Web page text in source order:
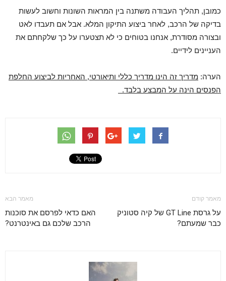
כמובן, תהליך העבודה משתנה בין המראות השונות וחשוב לעשות
בדיקה של הרכב, לאחר ביצוע התיקון המלא. אבל אם תעבדו לאט
ובצורה מסודרת, אנחנו בטוחים כי לא תצטערו על כך שלקחתם את
העניינים לידיים.
הערה: מדריך זה הינו מדריך כללי ותיאורטי, האחריות לביצוע החלפת
הפנסים הינה על המבצע בלבד.
מאמר קודם
על גרסת GT Line של קיה סטוניק
כבר שמעתם?
מאמר הבא
האם כדאי לפרסם את סוכנות
הרכב שלכם גם באינטרנט?